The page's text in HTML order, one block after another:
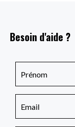
Besoin d'aide ?